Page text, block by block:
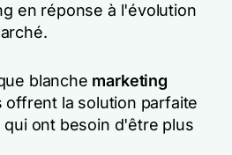
en réponse à l'évolution
blanche marketing
offrent la solution parfaite
ont besoin d'être plus